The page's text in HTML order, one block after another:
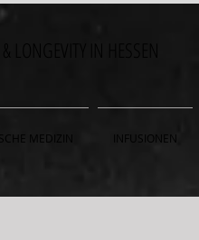
LONGEVITY IN HESSEN
MEDIZIN INFUSIONEN